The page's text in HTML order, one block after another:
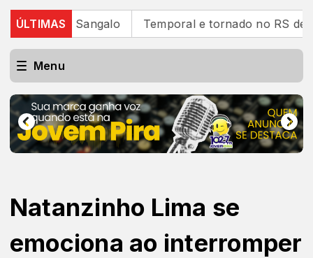
ÚLTIMAS
Sangalo Temporal e tornado no RS deixam um
Menu
Natanzinho Lima se
emociona ao interromper